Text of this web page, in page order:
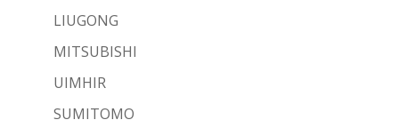
LIUGONG
MITSUBISHI
UIMHIR
SUMITOMO